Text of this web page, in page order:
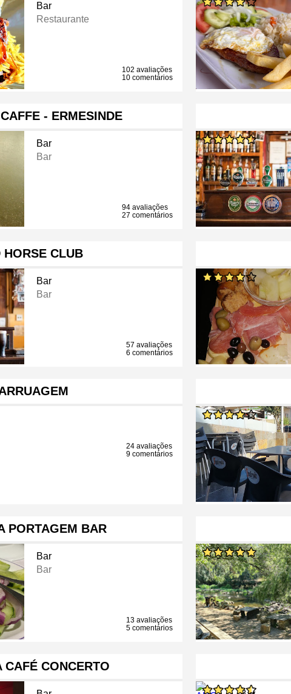
Bar
Restaurante
102 avaliações
10 comentários
- ERMESINDE
Bar
Bar
94 avaliações
27 comentários
HORSE CLUB
Bar
Bar
57 avaliações
6 comentários
24 avaliações
9 comentários
PORTAGEM BAR
Bar
Bar
13 avaliações
5 comentários
CAFÉ CONCERTO